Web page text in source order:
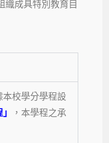
織成具特別教育目
校學分學程設
，本學程之承